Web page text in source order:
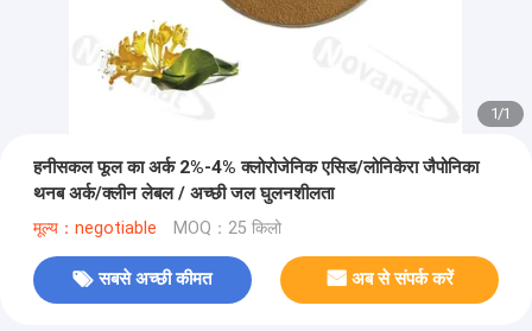
1/1
हनीसकल फूल का अर्क 2%-4% क्लोरोजेनिक एसिड/लोनिकेरा जैपोनिका
थनब अर्क/क्लीन लेबल / अच्छी जल घुलनशीलता
मूल्य：negotiable MOQ：25 किलो
सबसे अच्छी कीमत अब से संपर्क करें